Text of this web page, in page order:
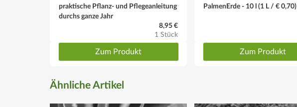
praktische Pflanz- und Pflegeanleitung
durchs ganze Jahr
8,95 €
1 Stück
Zum Produkt
PalmenErde - 10 l (1 L / € 0,70)
Zum Produkt
Ähnliche Artikel